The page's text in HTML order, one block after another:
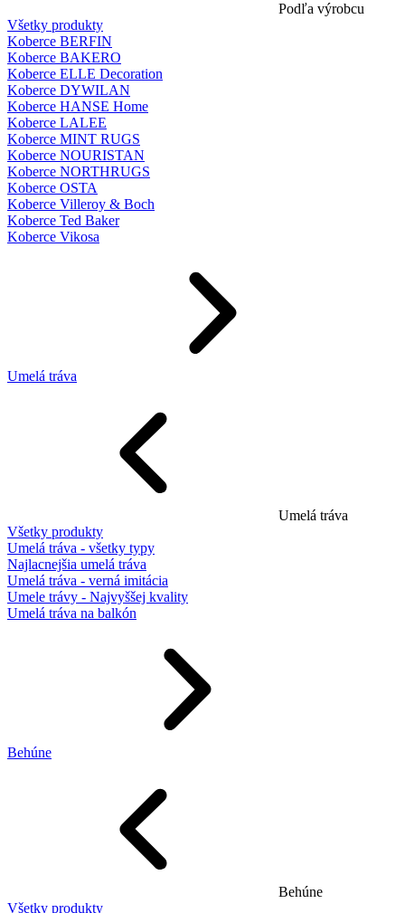
Podľa výrobcu
Všetky produkty
Koberce BERFIN
Koberce BAKERO
Koberce ELLE Decoration
Koberce DYWILAN
Koberce HANSE Home
Koberce LALEE
Koberce MINT RUGS
Koberce NOURISTAN
Koberce NORTHRUGS
Koberce OSTA
Koberce Villeroy & Boch
Koberce Ted Baker
Koberce Vikosa
Umelá tráva
Umelá tráva
Všetky produkty
Umelá tráva - všetky typy
Najlacnejšia umelá tráva
Umelá tráva - verná imitácia
Umele trávy - Najvyššej kvality
Umelá tráva na balkón
Behúne
Behúne
Všetky produkty